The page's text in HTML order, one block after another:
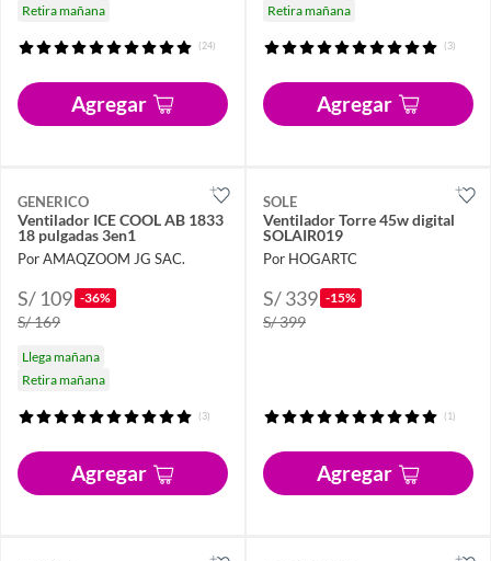
Retira mañana
(24)
Agregar
Retira mañana
(3)
Agregar
GENERICO
Ventilador ICE COOL AB 1833
18 pulgadas 3en1
Por AMAQZOOM JG SAC.
S/ 109 -36%
S/ 169
Llega mañana
Retira mañana
(3)
Agregar
SOLE
Ventilador Torre 45w digital
SOLAIR019
Por HOGARTC
S/ 339 -15%
S/ 399
(1)
Agregar